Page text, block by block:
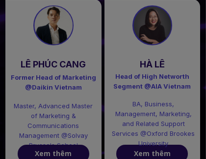
LÊ PHÚC CANG
Former Head of Marketing
@Daikin Vietnam
Master, Advanced Master
of Marketing &
Communications
Management @Solvay
Brussels School
Xem thêm
HÀ LÊ
Head of High Networth
Segment @AIA Vietnam
Xem thêm
BA, Business,
Management, Marketing,
and Related Support
Services @Oxford Brookes
University